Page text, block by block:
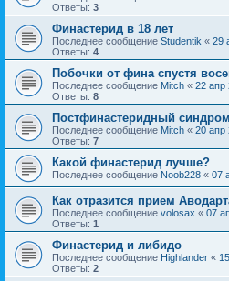
Ответы: 3
Финастерид в 18 лет
Последнее сообщение Studentik « 29
Ответы: 4
Побочки от фина спустя
Последнее сообщение Mitch « 22 апр
Ответы: 8
Постфинастеридный
Последнее сообщение Mitch « 20 апр
Ответы: 7
Какой финастерид лучше?
Последнее сообщение Noob228 « 07
Как отразится прием
Последнее сообщение volosax « 07
Ответы: 1
Финастерид и либидо
Последнее сообщение Highlander «
Ответы: 2